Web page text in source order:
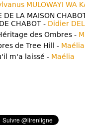
MULOWAYI WA
DE LA MAISON
CHABOT - Didier
des Ombres -
de Tree Hill - Maélia
m'a laissé - Maélia